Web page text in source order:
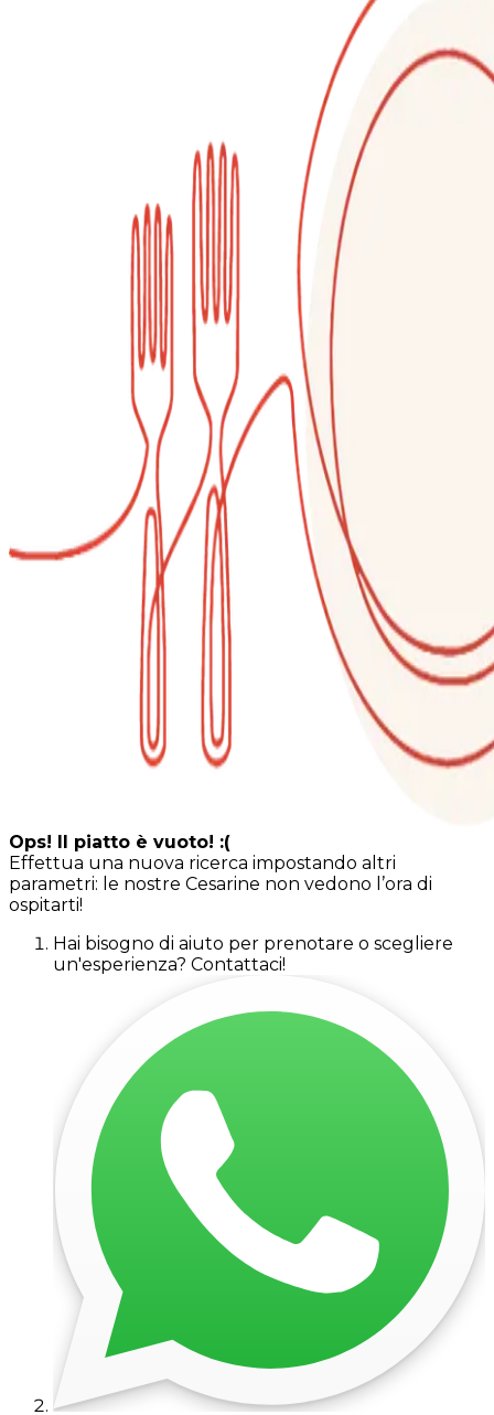
Ops! Il piatto è vuoto! :(
Effettua una nuova ricerca impostando altri
parametri: le nostre Cesarine non vedono l’ora di
ospitarti!
Hai bisogno di aiuto per prenotare o scegliere
un'esperienza? Contattaci!